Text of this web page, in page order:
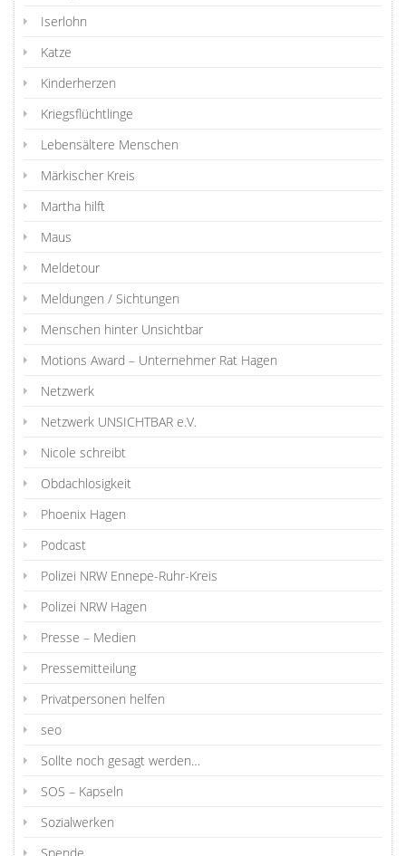
Iserlohn
Katze
Kinderherzen
Kriegsflüchtlinge
Lebensältere Menschen
Märkischer Kreis
Martha hilft
Maus
Meldetour
Meldungen / Sichtungen
Menschen hinter Unsichtbar
Motions Award – Unternehmer Rat Hagen
Netzwerk
Netzwerk UNSICHTBAR e.V.
Nicole schreibt
Obdachlosigkeit
Phoenix Hagen
Podcast
Polizei NRW Ennepe-Ruhr-Kreis
Polizei NRW Hagen
Presse – Medien
Pressemitteilung
Privatpersonen helfen
seo
Sollte noch gesagt werden…
SOS – Kapseln
Sozialwerken